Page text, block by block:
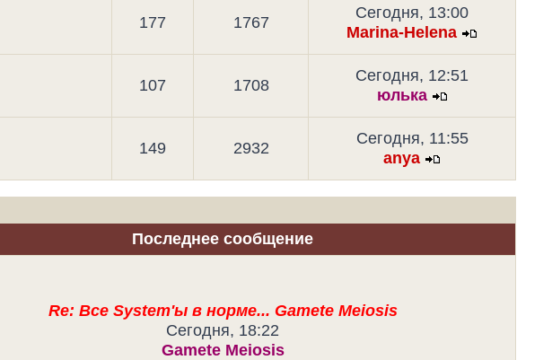
177 1767
Сегодня, 13:00
Marina-Helena
107 1708
Сегодня, 12:51
юлька
149 2932
Сегодня, 11:55
anya
Последнее сообщение
Re: Все System'ы в норме... Gamete Meiosis
Сегодня, 18:22
Gamete Meiosis